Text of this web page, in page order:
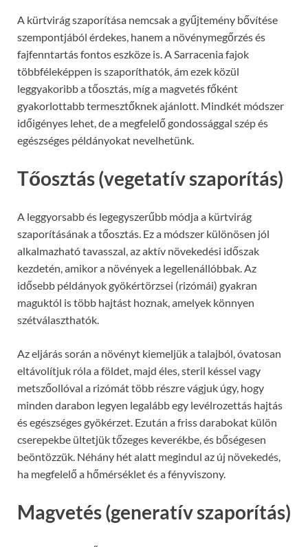
A kürtvirág szaporítása nemcsak a gyűjtemény bővítése
szempontjából érdekes, hanem a növénymegőrzés és
fajfenntartás fontos eszköze is. A Sarracenia fajok
többféleképpen is szaporíthatók, ám ezek közül
leggyakoribb a tőosztás, míg a magvetés főként
gyakorlottabb termesztőknek ajánlott. Mindkét módszer
időigényes lehet, de a megfelelő gondossággal szép és
egészséges példányokat nevelhetünk.
Tőosztás (vegetatív szaporítás)
A leggyorsabb és legegyszerűbb módja a kürtvirág
szaporításának a tőosztás. Ez a módszer különösen jól
alkalmazható tavasszal, az aktív növekedési időszak
kezdetén, amikor a növények a legellenállóbbak. Az
idősebb példányok gyökértörzsei (rizómái) gyakran
maguktól is több hajtást hoznak, amelyek könnyen
szétválaszthatók.
Az eljárás során a növényt kiemeljük a talajból, óvatosan
eltávolítjuk róla a földet, majd éles, steril késsel vagy
metszőollóval a rizómát több részre vágjuk úgy, hogy
minden darabon legyen legalább egy levélrozettás hajtás
és egészséges gyökérzet. Ezután a friss darabokat külön
cserepekbe ültetjük tőzeges keverékbe, és bőségesen
beöntözzük. Néhány hét alatt megindul az új növekedés,
ha megfelelő a hőmérséklet és a fényviszony.
Magvetés (generatív szaporítás)